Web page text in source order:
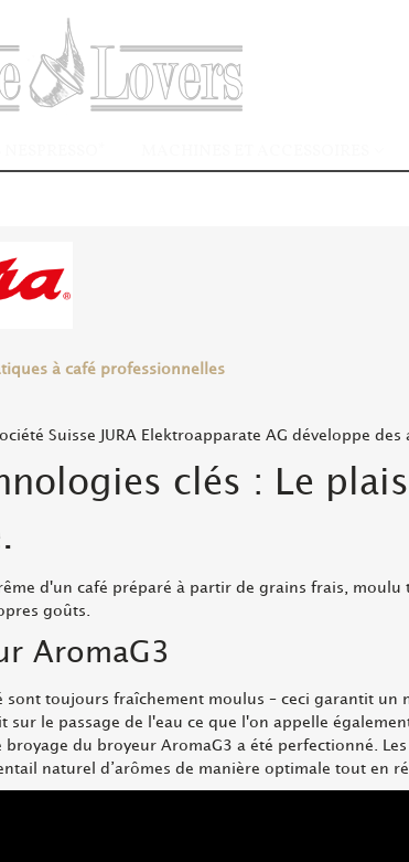
à café professionnelles
Suisse JURA Elektroapparate AG développe
clés : Le
d'un café préparé à partir de grains frais,
goûts.
AromaG3
sont toujours fraîchement moulus – ceci garantit
sur le passage de l'eau ce que l'on appelle
broyage du broyeur AromaG3 a été perfectionné.
naturel d’arômes de manière optimale tout en